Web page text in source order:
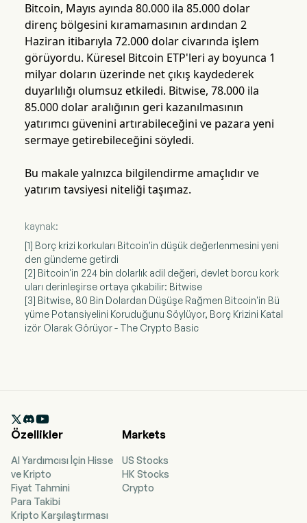
Bitcoin, Mayıs ayında 80.000 ila 85.000 dolar
direnç bölgesini kıramamasının ardından 2
Haziran itibarıyla 72.000 dolar civarında işlem
görüyordu. Küresel Bitcoin ETP'leri ay boyunca 1
milyar doların üzerinde net çıkış kaydederek
duyarlılığı olumsuz etkiledi. Bitwise, 78.000 ila
85.000 dolar aralığının geri kazanılmasının
yatırımcı güvenini artırabileceğini ve pazara yeni
sermaye getirebileceğini söyledi.
Bu makale yalnızca bilgilendirme amaçlıdır ve
yatırım tavsiyesi niteliği taşımaz.
kaynak:
[1] Borç krizi korkuları Bitcoin'in düşük değerlenmesini yeni
den gündeme getirdi
[2] Bitcoin'in 224 bin dolarlık adil değeri, devlet borcu kork
uları derinleşirse ortaya çıkabilir: Bitwise
[3] Bitwise, 80 Bin Dolardan Düşüşe Rağmen Bitcoin'in Bü
yüme Potansiyelini Koruduğunu Söylüyor, Borç Krizini Katal
izör Olarak Görüyor - The Crypto Basic

Özellikler
AI Yardımcısı İçin Hisse
ve Kripto
Fiyat Tahmini
Para Takibi
Kripto Karşılaştırması
Markets
US Stocks
HK Stocks
Crypto